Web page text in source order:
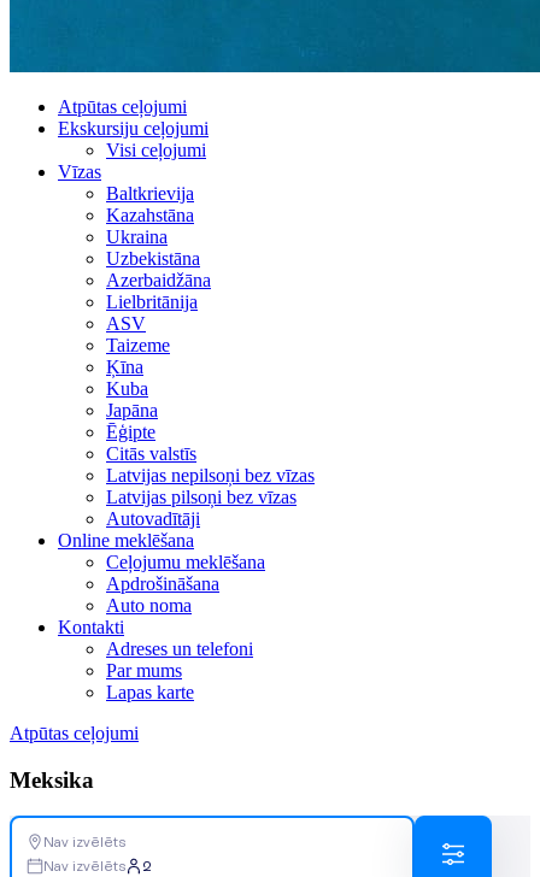
Atpūtas ceļojumi
Ekskursiju ceļojumi
Visi ceļojumi
Vīzas
Baltkrievija
Kazahstāna
Ukraina
Uzbekistāna
Azerbaidžāna
Lielbritānija
ASV
Taizeme
Ķīna
Kuba
Japāna
Ēģipte
Citās valstīs
Latvijas nepilsoņi bez vīzas
Latvijas pilsoņi bez vīzas
Autovadītāji
Online meklēšana
Ceļojumu meklēšana
Apdrošināšana
Auto noma
Kontakti
Adreses un telefoni
Par mums
Lapas karte
Atpūtas ceļojumi
Meksika